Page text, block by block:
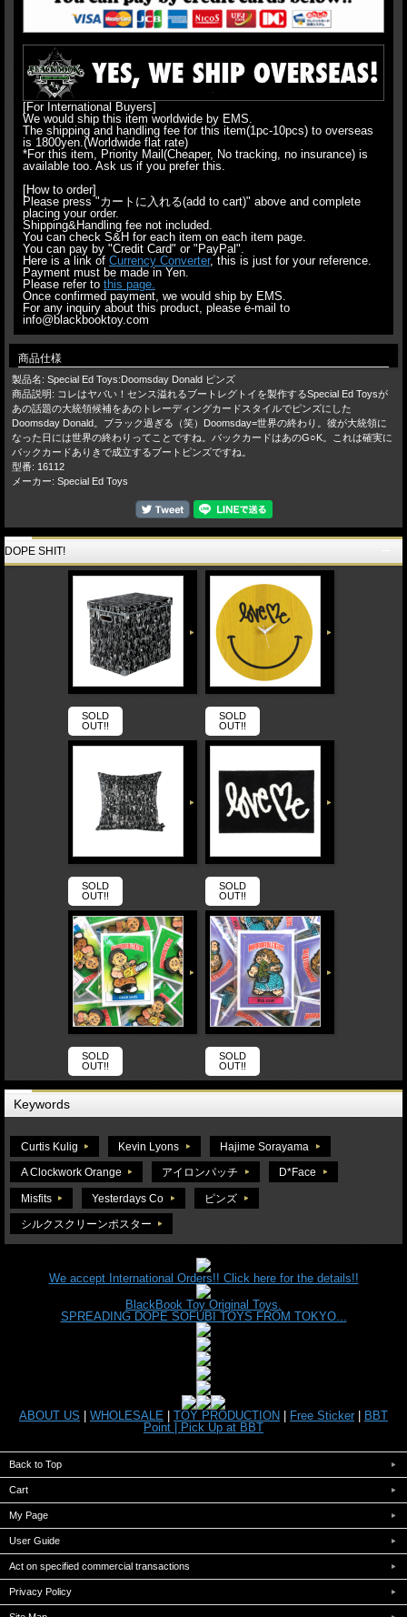
[For International Buyers]
We would ship this item worldwide by EMS.
The shipping and handling fee for this item(1pc-10pcs) to overseas
is 1800yen.(Worldwide flat rate)
*For this item, Priority Mail(Cheaper, No tracking, no insurance) is
available too. Ask us if you prefer this.
[How to order]
Please press "カートに入れる(add to cart)" above and complete
placing your order.
Shipping&Handling fee not included.
You can check S&H for each item on each item page.
You can pay by "Credit Card" or "PayPal".
Here is a link of Currency Converter, this is just for your reference.
Payment must be made in Yen.
Please refer to this page.
Once confirmed payment, we would ship by EMS.
For any inquiry about this product, please e-mail to
info@blackbooktoy.com
商品仕様
製品名: Special Ed Toys:Doomsday Donald ピンズ
商品説明: コレはヤバい！センス溢れるブートレグトイを製作するSpecial Ed Toysが
あの話題の大統領候補をあのトレーディングカードスタイルでピンズにした
Doomsday Donald。ブラック過ぎる（笑）Doomsday=世界の終わり。彼が大統領に
なった日には世界の終わりってことですね。バックカードはあのG○K。これは確実に
バックカードありきで成立するブートピンズですね。
型番: 16112
メーカー: Special Ed Toys
DOPE SHIT!
SOLD
OUT!!
SOLD
OUT!!
SOLD
OUT!!
SOLD
OUT!!
SOLD
OUT!!
SOLD
OUT!!
Keywords
Curtis Kulig Kevin Lyons Hajime Sorayama
A Clockwork Orange アイロンパッチ D*Face
Misfits Yesterdays Co ピンズ
シルクスクリーンポスター
We accept International Orders!! Click here for the details!!
BlackBook Toy Original Toys.
SPREADING DOPE SOFUBI TOYS FROM TOKYO...
ABOUT US WHOLESALE TOY PRODUCTION Free Sticker
BBT
Point |
Pick Up at BBT
Back to Top
Cart
My Page
User Guide
Act on specified commercial transactions
Privacy Policy